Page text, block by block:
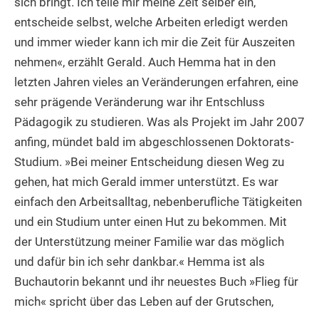
entscheide selbst, welche Arbeiten erledigt werden
und immer wieder kann ich mir die Zeit für Auszeiten
nehmen«, erzählt Gerald. Auch Hemma hat in den
letzten Jahren vieles an Veränderungen erfahren, eine
sehr prägende Veränderung war ihr Entschluss
Pädagogik zu studieren. Was als Projekt im Jahr 2007
anfing, mündet bald im abgeschlossenen Doktorats-
Studium. »Bei meiner Entscheidung diesen Weg zu
gehen, hat mich Gerald immer unterstützt. Es war
einfach den Arbeitsalltag, nebenberufliche Tätigkeiten
und ein Studium unter einen Hut zu bekommen. Mit
der Unterstützung meiner Familie war das möglich
und dafür bin ich sehr dankbar.« Hemma ist als
Buchautorin bekannt und ihr neuestes Buch »Flieg für
mich« spricht über das Leben auf der Grutschen,